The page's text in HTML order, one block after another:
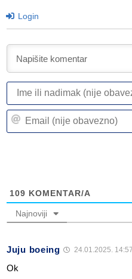
Login
109 KOMENTAR/A
Najnoviji
Juju boeing 24.01.2025. 14:57
Ok